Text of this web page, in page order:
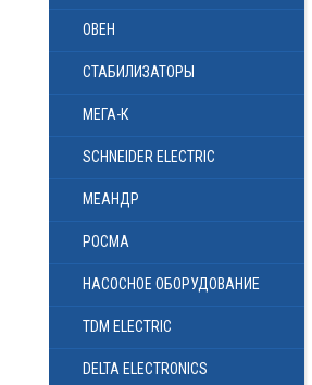
ОВЕН
СТАБИЛИЗАТОРЫ
МЕГА-К
SCHNEIDER ELECTRIC
МЕАНДР
РОСМА
НАСОСНОЕ ОБОРУДОВАНИЕ
TDM ELECTRIC
DELTA ELECTRONICS